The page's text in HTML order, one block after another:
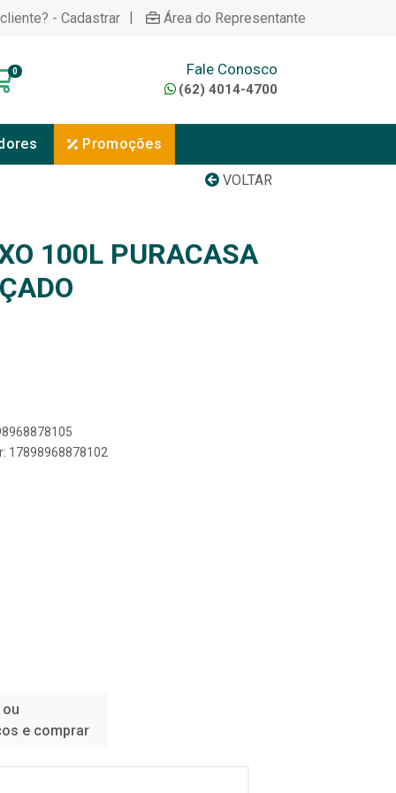
- Cadastrar | Área do Representante
0 Fale Conosco
(62) 4014-4700
Promoções
VOLTAR
100L PURACASA
17898968878102
e comprar